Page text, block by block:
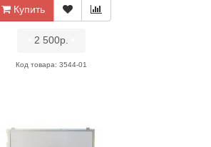
Купить
2 500р.
Код товара: 3544-01